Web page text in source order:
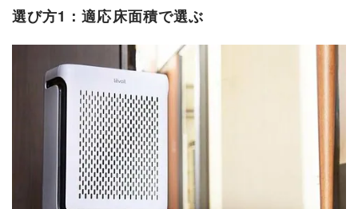
選び方1：適応床面積で選ぶ